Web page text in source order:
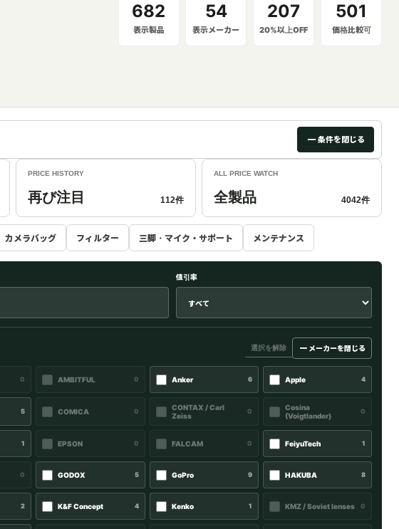
682
表示製品
54
表示メーカー
207
20%以上OFF
501
価格比較可
－条件を閉じる
PRICE HISTORY
再び注目 112件
ALL PRICE WATCH
全製品 4042件
カメラバッグ フィルター 三脚・マイク・サポート メンテナンス
値引率
選択を解除 － メーカーを閉じる
0 AMBITFUL 0 Anker 6 Apple 4
5 COMICA 0
CONTAX / Carl
Zeiss
0
Cosina
(Voigtlander)
0
1 EPSON 0 FALCAM 0 FeiyuTech 1
0 GODOX 5 GoPro 9 HAKUBA 8
2 K&F Concept 4 Kenko 1 KMZ / Soviet lenses 0